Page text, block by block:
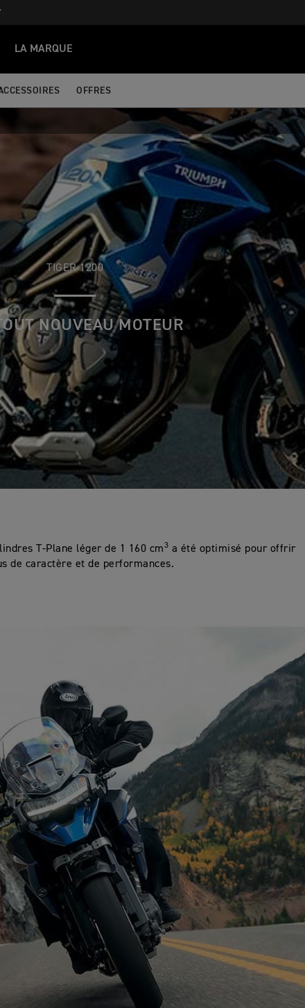
LA MARQUE
OFFRES
TIGER 1200
NOUVEAU MOTEUR
T-Plane léger de 1 160 cm3 a été optimisé pour offrir
de caractère et de performances.